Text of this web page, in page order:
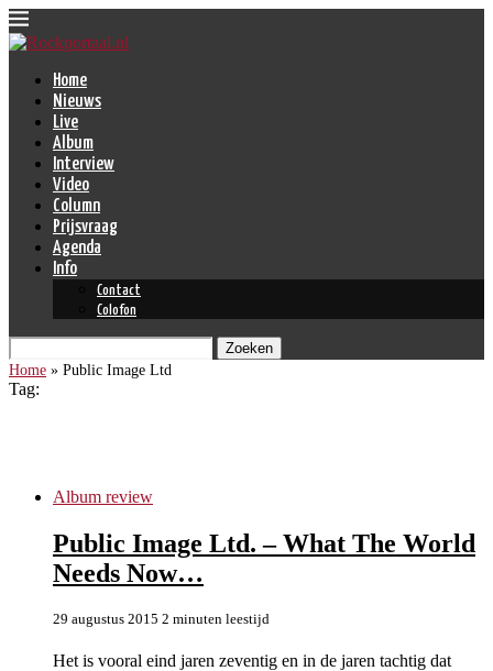
Home
Nieuws
Live
Album
Interview
Video
Column
Prijsvraag
Agenda
Info
Contact
Colofon
Zoeken
Home » Public Image Ltd
Tag:
Album review
Public Image Ltd. – What The World
Needs Now…
29 augustus 2015 2 minuten leestijd
Het is vooral eind jaren zeventig en in de jaren tachtig dat